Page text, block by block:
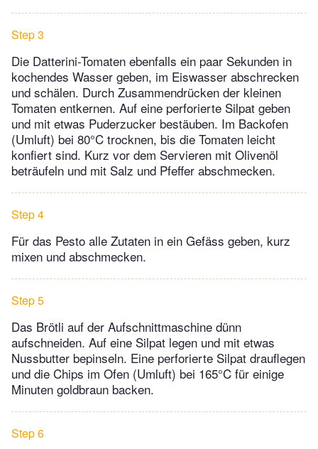
Step 3
Die Datterini-Tomaten ebenfalls ein paar Sekunden in
kochendes Wasser geben, im Eiswasser abschrecken
und schälen. Durch Zusammendrücken der kleinen
Tomaten entkernen. Auf eine perforierte Silpat geben
und mit etwas Puderzucker bestäuben. Im Backofen
(Umluft) bei 80°C trocknen, bis die Tomaten leicht
konfiert sind. Kurz vor dem Servieren mit Olivenöl
beträufeln und mit Salz und Pfeffer abschmecken.
Step 4
Für das Pesto alle Zutaten in ein Gefäss geben, kurz
mixen und abschmecken.
Step 5
Das Brötli auf der Aufschnittmaschine dünn
aufschneiden. Auf eine Silpat legen und mit etwas
Nussbutter bepinseln. Eine perforierte Silpat drauflegen
und die Chips im Ofen (Umluft) bei 165°C für einige
Minuten goldbraun backen.
Step 6